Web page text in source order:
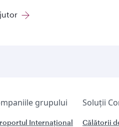
grupului Soluții
Internațional
Călătorii